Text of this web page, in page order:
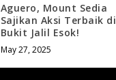
Aguero, Mount Sedia
Sajikan Aksi Terbaik di
Bukit Jalil Esok!
May 27, 2025